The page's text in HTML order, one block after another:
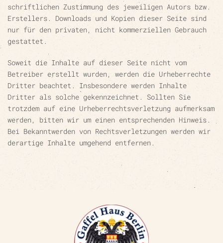
schriftlichen Zustimmung des jeweiligen Autors bzw.
Erstellers. Downloads und Kopien dieser Seite sind
nur für den privaten, nicht kommerziellen Gebrauch
gestattet.
Soweit die Inhalte auf dieser Seite nicht vom
Betreiber erstellt wurden, werden die Urheberrechte
Dritter beachtet. Insbesondere werden Inhalte
Dritter als solche gekennzeichnet. Sollten Sie
trotzdem auf eine Urheberrechtsverletzung aufmerksam
werden, bitten wir um einen entsprechenden Hinweis.
Bei Bekanntwerden von Rechtsverletzungen werden wir
derartige Inhalte umgehend entfernen.